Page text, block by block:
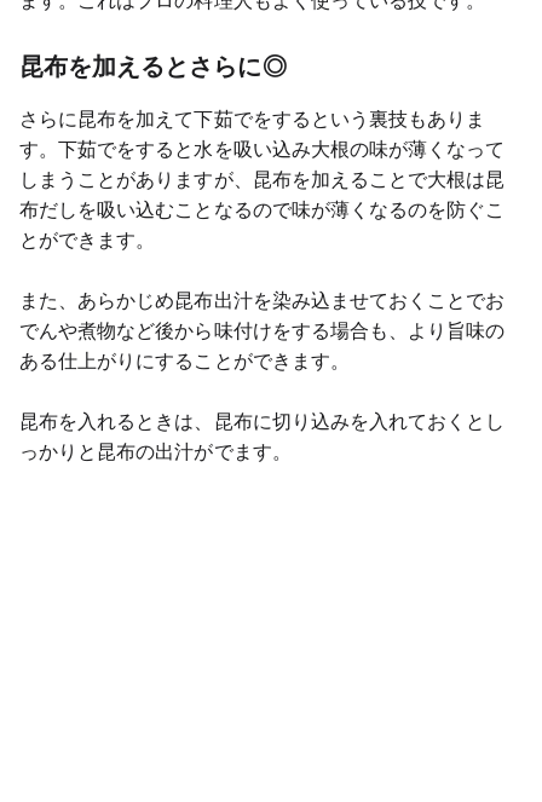
昆布を加えるとさらに◎
さらに昆布を加えて下茹でをするという裏技もありま
す。下茹でをすると水を吸い込み大根の味が薄くなって
しまうことがありますが、昆布を加えることで大根は昆
布だしを吸い込むことなるので味が薄くなるのを防ぐこ
とができます。
また、あらかじめ昆布出汁を染み込ませておくことでお
でんや煮物など後から味付けをする場合も、より旨味の
ある仕上がりにすることができます。
昆布を入れるときは、昆布に切り込みを入れておくとし
っかりと昆布の出汁がでます。